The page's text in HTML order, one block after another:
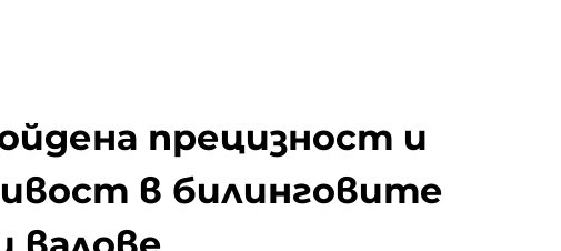
прецизност и
в билинговите